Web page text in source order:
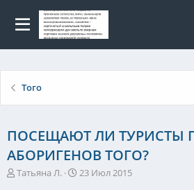
Того
ПОСЕЩАЮТ ЛИ ТУРИСТЫ
АБОРИГЕНОВ ТОГО?
А
Татьяна Л.
Д
23 Июл 2015
Для
сайту: